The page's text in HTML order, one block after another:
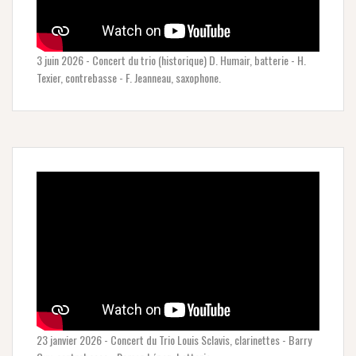
3 juin 2026 - Concert du trio (historique) D. Humair, batterie - H.
Texier, contrebasse - F. Jeanneau, saxophone.
23 janvier 2026 - Concert du Trio Louis Sclavis, clarinettes - Barry